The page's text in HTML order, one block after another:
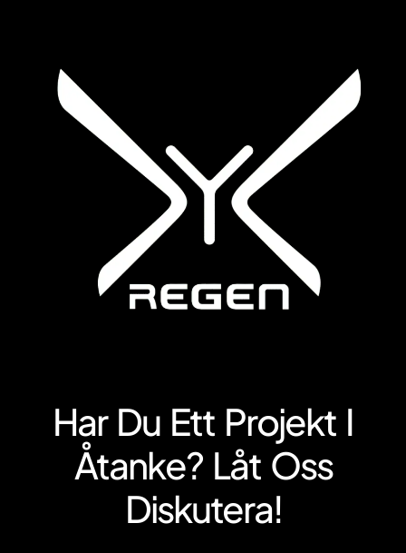
Har Du Ett Projekt I
Åtanke? Låt Oss
Diskutera!